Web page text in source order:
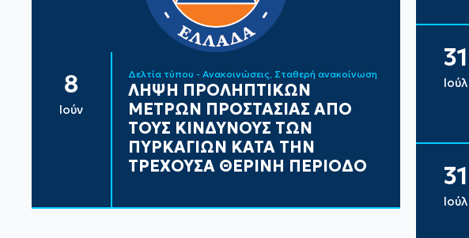
8
Ιούν
Δελτία τύπου - Ανακοινώσεις Σταθερή ανακοίνωση
ΛΗΨΗ ΠΡΟΛΗΠΤΙΚΩΝ
ΜΕΤΡΩΝ ΠΡΟΣΤΑΣΙΑΣ ΑΠΟ
ΤΟΥΣ ΚΙΝΔΥΝΟΥΣ ΤΩΝ
ΠΥΡΚΑΓΙΩΝ ΚΑΤΑ ΤΗΝ
ΤΡΕΧΟΥΣΑ ΘΕΡΙΝΗ ΠΕΡΙΟΔΟ
31
Ιούλ
31
Ιούλ